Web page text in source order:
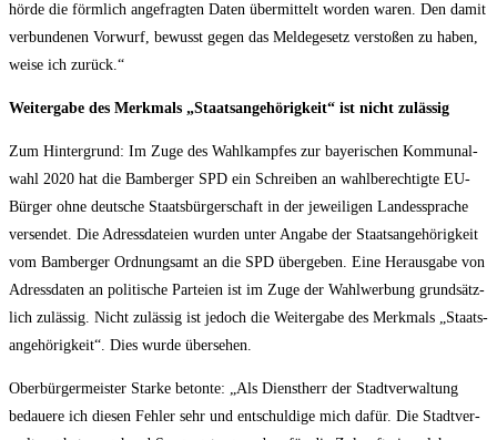
hör­de die förm­lich ange­frag­ten Daten über­mit­telt wor­den waren. Den damit
ver­bun­de­nen Vor­wurf, bewusst gegen das Mel­de­ge­setz ver­sto­ßen zu haben,
wei­se ich zurück.“
Wei­ter­ga­be des Merk­mals „Staats­an­ge­hö­rig­keit“ ist nicht zulässig
Zum Hin­ter­grund: Im Zuge des Wahl­kamp­fes zur baye­ri­schen Kom­mu­nal­
wahl 2020 hat die Bam­ber­ger SPD ein Schrei­ben an wahl­be­rech­tig­te EU-
Bür­ger ohne deut­sche Staats­bür­ger­schaft in der jewei­li­gen Lan­des­spra­che
ver­sen­det. Die Adress­da­tei­en wur­den unter Anga­be der Staats­an­ge­hö­rig­keit
vom Bam­ber­ger Ord­nungs­amt an die SPD über­ge­ben. Eine Her­aus­ga­be von
Adress­da­ten an poli­ti­sche Par­tei­en ist im Zuge der Wahl­wer­bung grund­sätz­
lich zuläs­sig. Nicht zuläs­sig ist jedoch die Wei­ter­ga­be des Merk­mals „Staats­
an­ge­hö­rig­keit“. Dies wur­de übersehen.
Ober­bür­ger­meis­ter Star­ke beton­te: „Als Dienst­herr der Stadt­ver­wal­tung
bedaue­re ich die­sen Feh­ler sehr und ent­schul­di­ge mich dafür. Die Stadt­ver­